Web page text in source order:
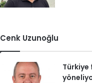
Cenk Uzunoğlu
Türkiye